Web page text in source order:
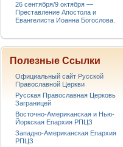
26 сентября/9 октября —
Преставление Апостола и
Евангелиста Иоанна Богослова.
Полезные Ссылки
Официальный сайт Русской
Православной Церкви
Русская Православная Церковь
Заграницей
Восточно-Американская и Нью-
Йоркская Епархия РПЦЗ
Западно-Американская Епархия
РПЦЗ